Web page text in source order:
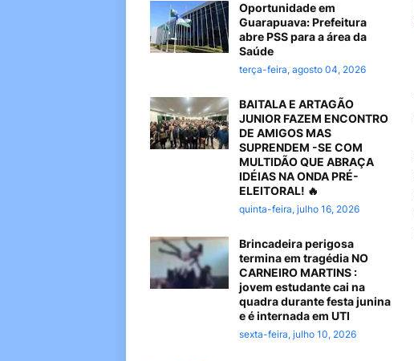
Oportunidade em
Guarapuava: Prefeitura
abre PSS para a área da
Saúde
terça-feira, agosto 04, 2026
BAITALA E ARTAGÃO
JUNIOR FAZEM ENCONTRO
DE AMIGOS MAS
SUPRENDEM -SE COM
MULTIDÃO QUE ABRAÇA
IDÉIAS NA ONDA PRÉ-
ELEITORAL! 🔥
quinta-feira, julho 16, 2026
Brincadeira perigosa
termina em tragédia NO
CARNEIRO MARTINS :
jovem estudante cai na
quadra durante festa junina
e é internada em UTI
sexta-feira, julho 10, 2026